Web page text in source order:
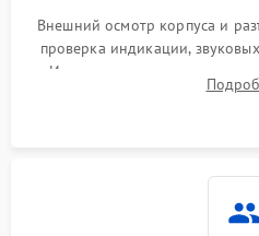
Внешний осмотр корпуса и
проверка индикации,
Измерение входного и
реакции ИБП на